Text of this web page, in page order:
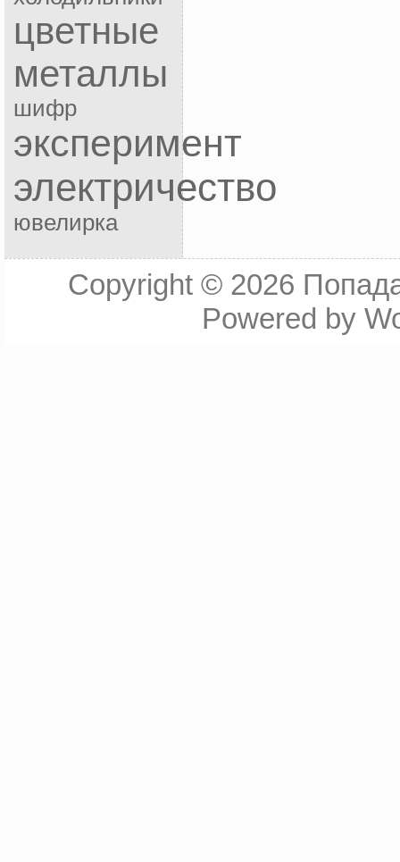
цветные
металлы
шифр
эксперимент
электричество
ювелирка
Copyright © 2026
Powered by